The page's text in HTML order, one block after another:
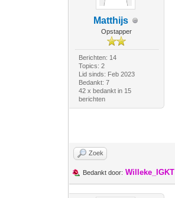
Matthijs
Opstapper
Berichten: 14
Topics: 2
Lid sinds: Feb 2023
Bedankt: 7
42 x bedankt in 15
berichten
Zoek
Bedankt door: Willeke_IGKT